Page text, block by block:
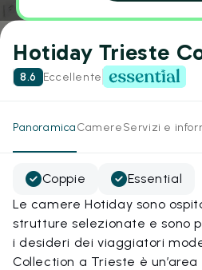
Hotiday Trieste
8.6 Eccellente
PanoramicaCamereServizi e
Coppie
Essential
Le camere Hotiday sono
strutture selezionate e sono
i desideri dei viaggiatori
Collection a Trieste è